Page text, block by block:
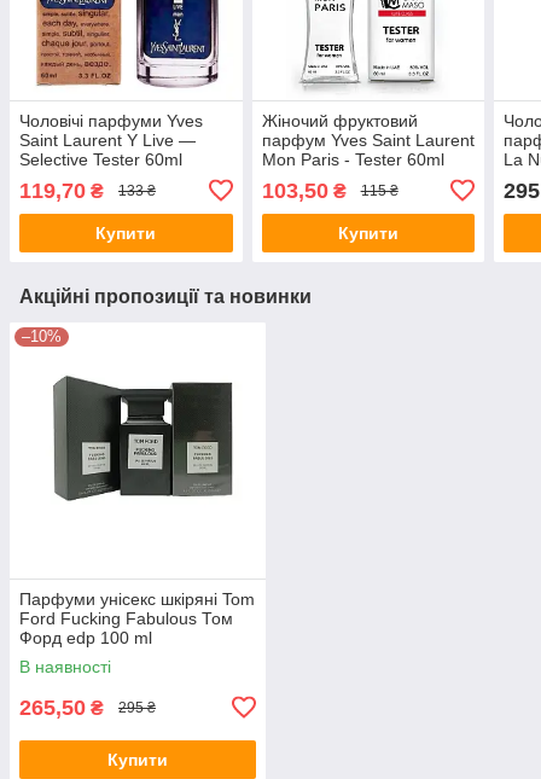
Чоловічі парфуми Yves
Saint Laurent Y Live —
Selective Tester 60ml
119,70 ₴ 133 ₴
Купити
Жіночий фруктовий
парфум Yves Saint Laurent
Mon Paris - Tester 60ml
103,50₴ 115 ₴
Купити
La
295
Акційні пропозиції та новинки
–10%
Парфуми унісекс шкіряні Tom
Ford Fucking Fabulous Том
Форд edp 100 ml
В наявності
265,50 ₴ 295 ₴
Купити